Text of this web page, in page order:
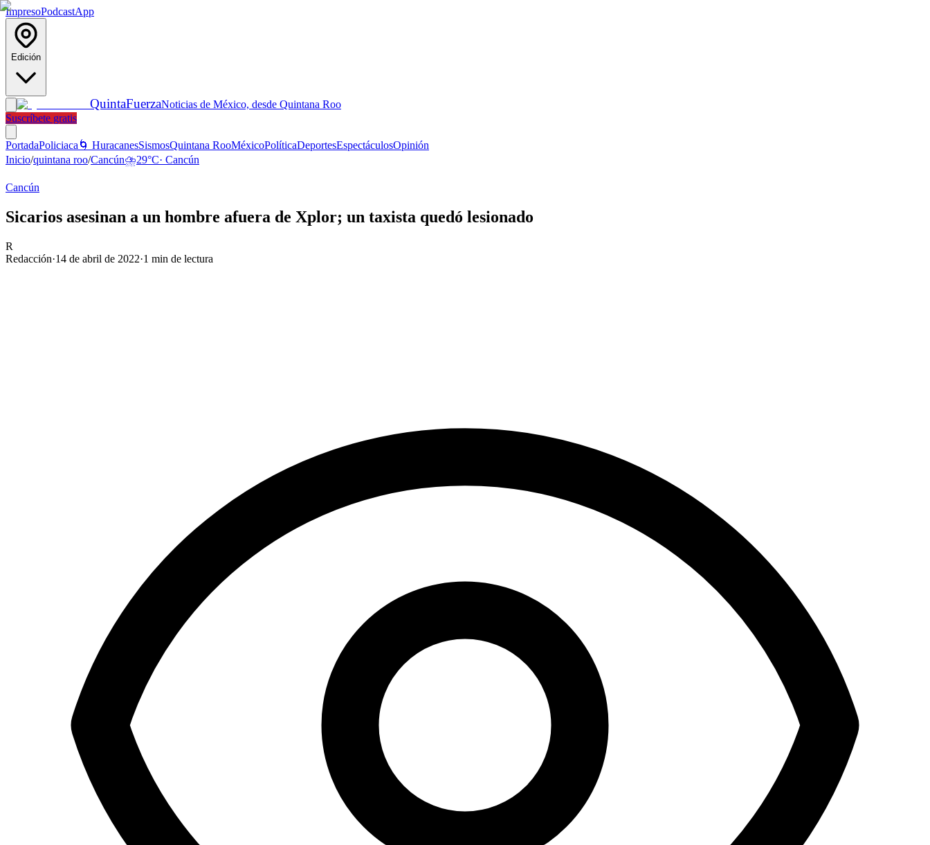
ImpresoPodcastApp
Edición
QuintaFuerzaNoticias de México, desde Quintana Roo
Suscríbete gratis
PortadaPoliciaca 🌀 HuracanesSismosQuintana RooMéxicoPolíticaDeportesEspectáculosOpinión
Inicio/quintana roo/Cancún⛈️29°C· Cancún
Cancún
Sicarios asesinan a un hombre afuera de Xplor; un taxista quedó lesionado
R
Redacción·14 de abril de 2022·1 min de lectura